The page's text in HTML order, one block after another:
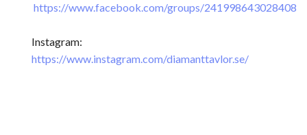
https://www.facebook.com/groups/241998643028408
Instagram:
https://www.instagram.com/diamanttavlor.se/